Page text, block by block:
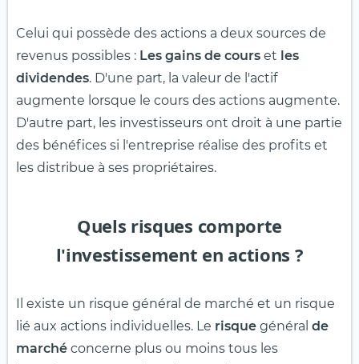
Celui qui possède des actions a deux sources de
revenus possibles : Les gains de cours et les
dividendes. D'une part, la valeur de l'actif
augmente lorsque le cours des actions augmente.
D'autre part, les investisseurs ont droit à une partie
des bénéfices si l'entreprise réalise des profits et
les distribue à ses propriétaires.
Quels risques comporte
l'investissement en actions ?
Il existe un risque général de marché et un risque
lié aux actions individuelles. Le risque général de
marché concerne plus ou moins tous les